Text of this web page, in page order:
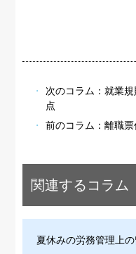
次のコラム： 就業
点
前のコラム： 離職
関連するコラム
夏休みの労務管理上